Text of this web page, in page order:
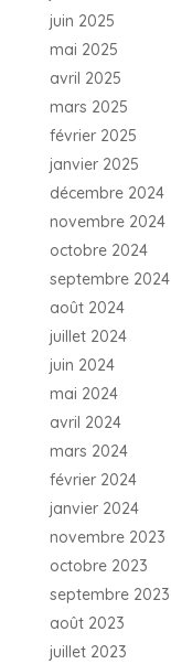
juin 2025
mai 2025
avril 2025
mars 2025
février 2025
janvier 2025
décembre 2024
novembre 2024
octobre 2024
septembre 2024
août 2024
juillet 2024
juin 2024
mai 2024
avril 2024
mars 2024
février 2024
janvier 2024
novembre 2023
octobre 2023
septembre 2023
août 2023
juillet 2023